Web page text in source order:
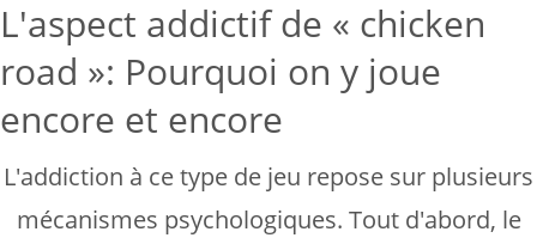
L'aspect addictif de « chicken
road »: Pourquoi on y joue
encore et encore
L'addiction à ce type de jeu repose sur plusieurs
mécanismes psychologiques. Tout d'abord, le